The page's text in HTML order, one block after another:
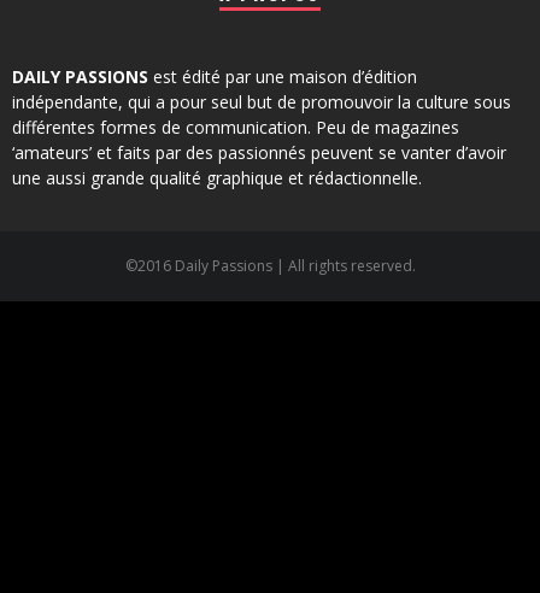
DAILY PASSIONS est édité par une maison d’édition
indépendante, qui a pour seul but de promouvoir la culture sous
différentes formes de communication. Peu de magazines
‘amateurs’ et faits par des passionnés peuvent se vanter d’avoir
une aussi grande qualité graphique et rédactionnelle.
©2016 Daily Passions | All rights reserved.